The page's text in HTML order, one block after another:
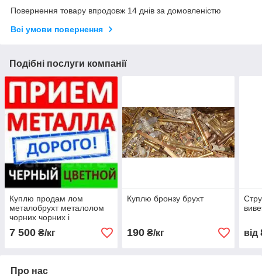
Повернення товару впродовж 14 днів за домовленістю
Всі умови повернення
Подібні послуги компанії
Куплю продам лом
металобрухт металолом
чорних чорних і
кольорових металів
7 500 ₴/кг
Куплю бронзу брухт
190₴/кг від
Про нас